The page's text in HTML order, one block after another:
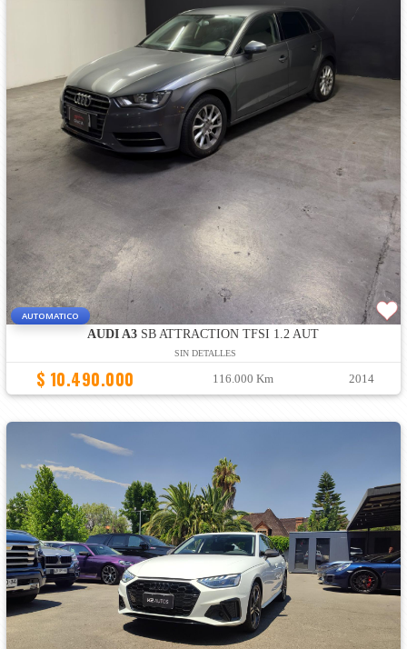
AUTOMATICO
AUDI A3 SB ATTRACTION TFSI 1.2 AUT
SIN DETALLES
$ 10.490.000 116.000 Km 2014